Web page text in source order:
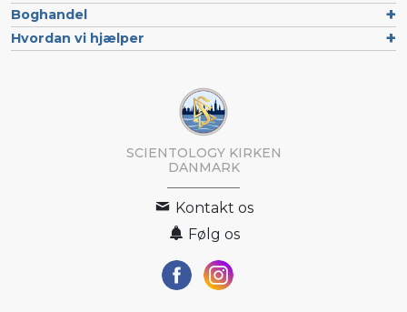
Boghandel
Hvordan vi hjælper
SCIENTOLOGY KIRKEN
DANMARK
Kontakt os
Følg os